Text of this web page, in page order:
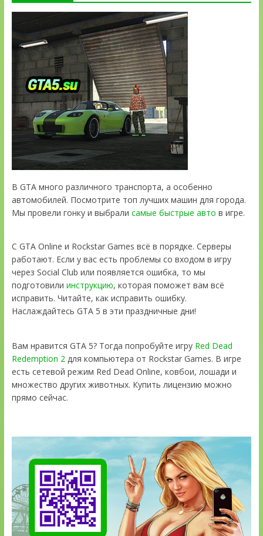
В GTA много различного транспорта, а особенно
автомобилей. Посмотрите топ лучших машин для города.
Мы провели гонку и выбрали самые быстрые авто в игре.
С GTA Online и Rockstar Games всё в порядке. Серверы
работают. Если у вас есть проблемы со входом в игру
через Social Club или появляется ошибка, то мы
подготовили инструкцию, которая поможет вам всё
исправить. Читайте, как исправить ошибку.
Наслаждайтесь GTA 5 в эти праздничные дни!
Вам нравится GTA 5? Тогда попробуйте игру Red Dead
Redemption 2для компьютера от Rockstar Games. В игре
есть сетевой режим Red Dead Online, ковбои, лошади и
множество других животных. Купить лицензию можно
прямо сейчас.